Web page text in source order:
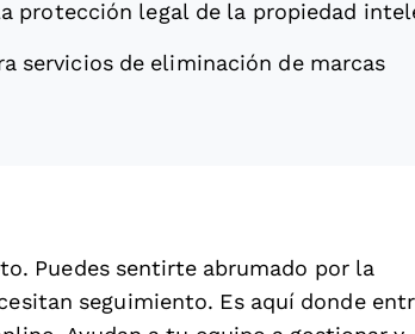
protección legal de la propiedad
servicios de eliminación de marcas
Puedes sentirte abrumado por la
seguimiento. Es aquí donde